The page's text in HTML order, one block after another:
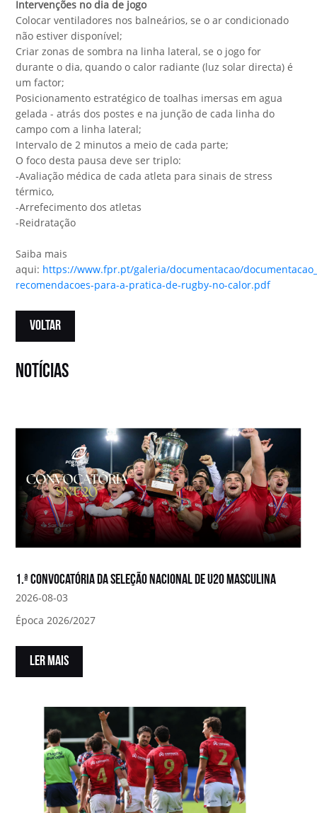
Intervenções no dia de jogo
Colocar ventiladores nos balneários, se o ar condicionado
não estiver disponível;
Criar zonas de sombra na linha lateral, se o jogo for
durante o dia, quando o calor radiante (luz solar directa) é
um factor;
Posicionamento estratégico de toalhas imersas em agua
gelada - atrás dos postes e na junção de cada linha do
campo com a linha lateral;
Intervalo de 2 minutos a meio de cada parte;
O foco desta pausa deve ser triplo:
-Avaliação médica de cada atleta para sinais de stress
térmico,
-Arrefecimento dos atletas
-Reidratação
Saiba mais
aqui: https://www.fpr.pt/galeria/documentacao/
recomendacoes-para-a-pratica-de-rugby-no-calor.pdf
VOLTAR
notícias
1.ª convocatória da Seleção Nacional de U20 Masculina
2026-08-03
Época 2026/2027
LER MAIS